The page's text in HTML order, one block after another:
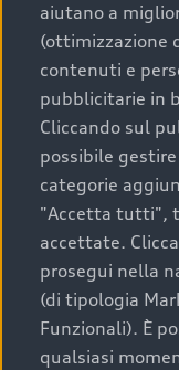
8 Modelli
A6 e-tron
4 Modelli
aiutano a
(ottimizzazione
contenuti e
pubblicitarie in
Cliccando sul
possibile
categorie
"Accetta tutti",
accettate.
prosegui nella
(di tipologia
Funzionali). È
qualsiasi